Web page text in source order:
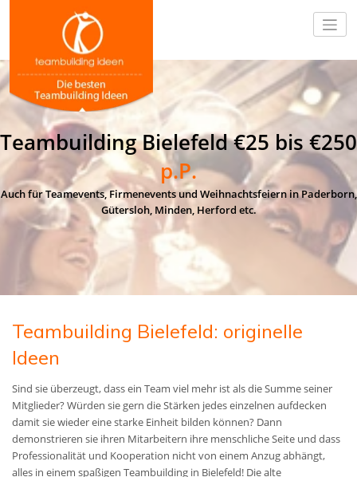
Teambuilding Bielefeld €25 bis €250
p.P.
Auch für Teamevents, Firmenevents und Weihnachtsfeiern in Paderborn,
Gütersloh, Minden, Herford etc.
Teambuilding Bielefeld: originelle
Ideen
Sind sie überzeugt, dass ein Team viel mehr ist als die Summe seiner
Mitglieder? Würden sie gern die Stärken jedes einzelnen aufdecken
damit sie wieder eine starke Einheit bilden können? Dann
demonstrieren sie ihren Mitarbeitern ihre menschliche Seite und dass
Professionalität und Kooperation nicht von einem Anzug abhängt,
alles in einem spaßigen Teambuilding in Bielefeld! Die alte